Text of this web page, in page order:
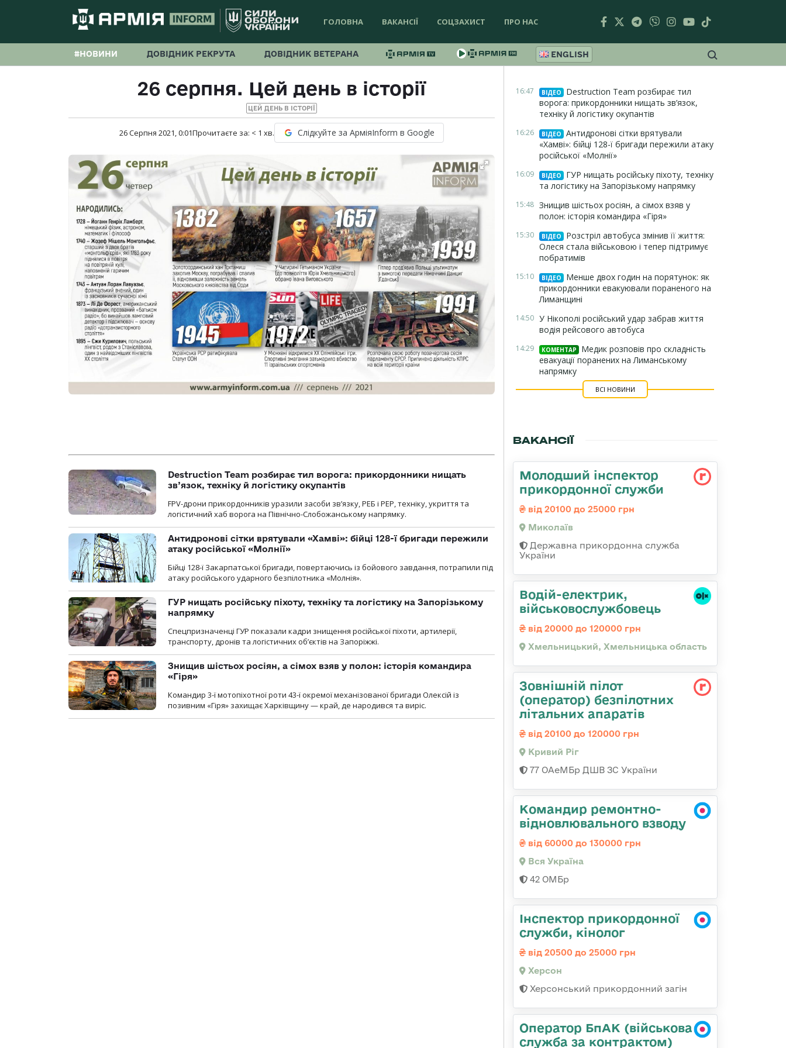
ГОЛОВНА ВАКАНСІЇ СОЦЗАХИСТ ПРО НАС
#НОВИНИ ДОВІДНИК РЕКРУТА ДОВІДНИК ВЕТЕРАНА ENGLISH
26 серпня. Цей день в історії
ЦЕЙ ДЕНЬ В ІСТОРІЇ
26 Серпня 2021, 0:01Прочитаєте за: < 1 хв. Слідкуйте за АрміяInform в Google
Destruction Team розбирає тил ворога: прикордонники нищать
зв’язок, техніку й логістику окупантів
FPV-дрони прикордонників уразили засоби зв’язку, РЕБ і РЕР, техніку, укриття та
логістичний хаб ворога на Північно-Слобожанському напрямку.
Антидронові сітки врятували «Хамві»: бійці 128-ї бригади пережили
атаку російської «Молнії»
Бійці 128-ї Закарпатської бригади, повертаючись із бойового завдання, потрапили під
атаку російського ударного безпілотника «Молнія».
ГУР нищать російську піхоту, техніку та логістику на Запорізькому
напрямку
Спецпризначенці ГУР показали кадри знищення російської піхоти, артилерії,
транспорту, дронів та логістичних об’єктів на Запоріжжі.
Знищив шістьох росіян, а сімох взяв у полон: історія командира
«Гіря»
Командир 3-ї мотопіхотної роти 43-ї окремої механізованої бригади Олексій із
позивним «Гіря» захищає Харківщину — край, де народився та виріс.
16:47 ВІДЕО
Destruction Team розбирає тил
ворога: прикордонники нищать зв’язок,
техніку й логістику окупантів
16:26 ВІДЕО
Антидронові сітки врятували
«Хамві»: бійці 128-ї бригади пережили атаку
російської «Молнії»
16:09 ВІДЕО
ГУР нищать російську піхоту, техніку
та логістику на Запорізькому напрямку
15:48 Знищив шістьох росіян, а сімох взяв у
полон: історія командира «Гіря»
15:30 ВІДЕО
Розстріл автобуса змінив її життя:
Олеся стала військовою і тепер підтримує
побратимів
15:10 ВІДЕО
Менше двох годин на порятунок: як
прикордонники евакуювали пораненого на
Лиманщині
14:50 У Нікополі російський удар забрав життя
водія рейсового автобуса
14:29 КОМЕНТАР
Медик розповів про складність
евакуації поранених на Лиманському
напрямку
ВСІ НОВИНИ
ВАКАНСІЇ
Молодший інспектор
прикордонної служби
від 20100 до 25000 грн
Миколаїв
Державна прикордонна служба
України
Водій-електрик,
військовослужбовець
від 20000 до 120000 грн
Хмельницький, Хмельницька область
Зовнішній пілот
(оператор) безпілотних
літальних апаратів
від 20100 до 120000 грн
Кривий Ріг
77 ОАеМБр ДШВ ЗС України
Командир ремонтно-
відновлювального взводу
від 60000 до 130000 грн
Вся Україна
42 ОМБр
Інспектор прикордонної
служби, кінолог
від 20500 до 25000 грн
Херсон
Херсонський прикордонний загін
Оператор БпАК (військова
служба за контрактом)